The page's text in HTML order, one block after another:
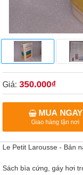
Giá: 350.000₫
MUA NGAY
Giao hàng tận nơi
Le Petit Larousse - Bản
Sách bìa cứng, gáy hơi